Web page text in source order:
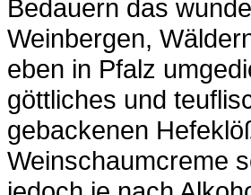
Bedauern das
Weinbergen,
eben in Pfalz
göttliches und
gebackenen
Weinschaumcreme